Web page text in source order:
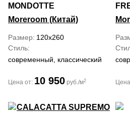
MONDOTTE
Moreroom (Китай)
Размер 120x260
Стиль
современный, классический
Цена от: 10 950 руб./м2